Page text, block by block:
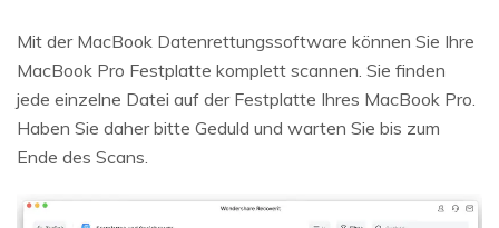
Mit der MacBook Datenrettungssoftware können Sie Ihre
MacBook Pro Festplatte komplett scannen. Sie finden
jede einzelne Datei auf der Festplatte Ihres MacBook Pro.
Haben Sie daher bitte Geduld und warten Sie bis zum
Ende des Scans.